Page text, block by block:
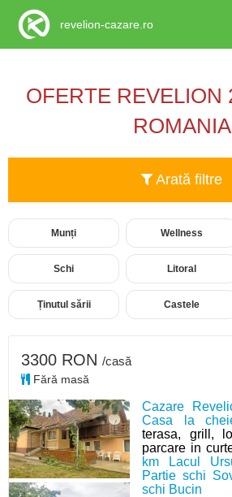
OFERTE REVELION
ROMANIA
Arată filtre
Munți Wellness
Schi Litoral
Ținutul sării Castele
Cazare
Casa la
terasa, grill,
parcare in
km Lacul
Partie schi
schi Bucin
3300 RON /casă
Fără masă
revelion-cazare.ro